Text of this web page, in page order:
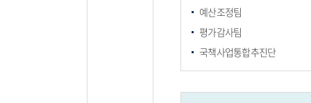
예산조정팀
평가감사팀
국책사업통합추진단